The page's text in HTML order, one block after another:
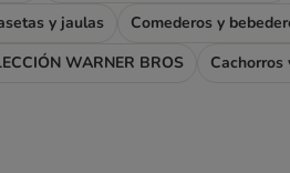
y jaulas Comederos y
WARNER BROS Cachorros